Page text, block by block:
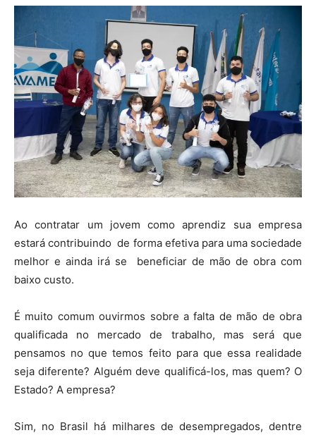
Ao contratar um jovem como aprendiz sua empresa
estará contribuindo de forma efetiva para uma sociedade
melhor e ainda irá se beneficiar de mão de obra com
baixo custo.
É muito comum ouvirmos sobre a falta de mão de obra
qualificada no mercado de trabalho, mas será que
pensamos no que temos feito para que essa realidade
seja diferente? Alguém deve qualificá-los, mas quem? O
Estado? A empresa?
Sim, no Brasil há milhares de desempregados, dentre